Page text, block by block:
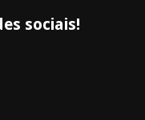
sociais!